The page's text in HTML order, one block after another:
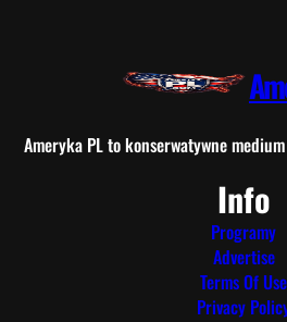
Ameryka PL to konserwatywne
Info
Programy
Advertise
Terms Of Use
Privacy